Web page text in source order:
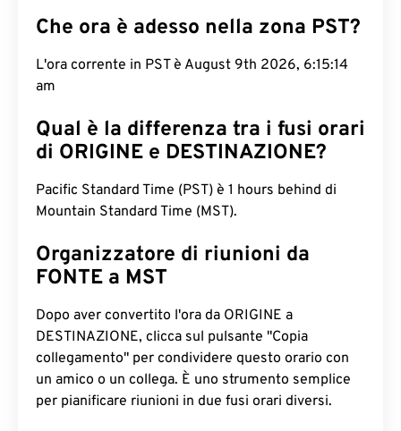
Che ora è adesso nella zona PST?
L'ora corrente in PST è August 9th 2026, 6:15:15
am
Qual è la differenza tra i fusi orari
di ORIGINE e DESTINAZIONE?
Pacific Standard Time (PST) è 1 hours behind di
Mountain Standard Time (MST).
Organizzatore di riunioni da
FONTE a MST
Dopo aver convertito l'ora da ORIGINE a
DESTINAZIONE, clicca sul pulsante "Copia
collegamento" per condividere questo orario con
un amico o un collega. È uno strumento semplice
per pianificare riunioni in due fusi orari diversi.